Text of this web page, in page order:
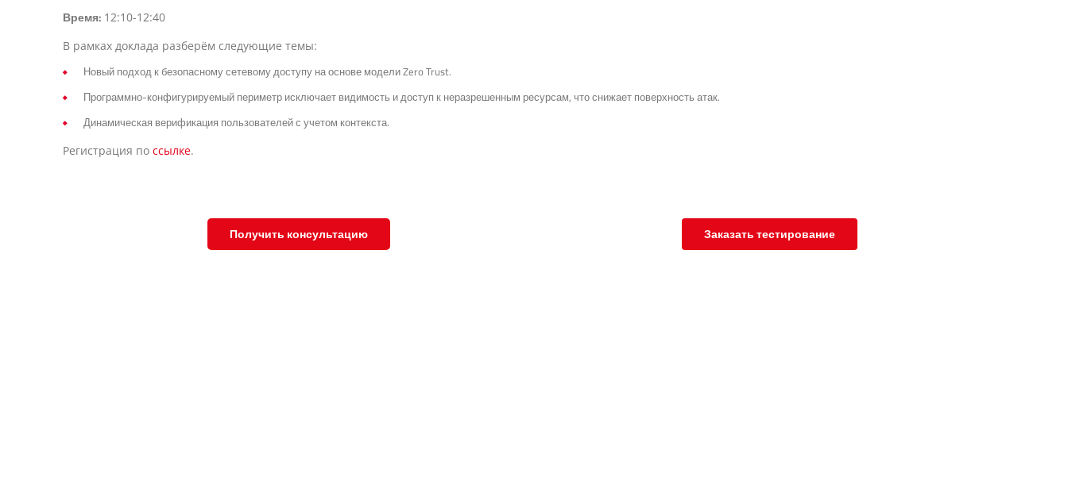
Время: 12:10-12:40
В рамках доклада разберём следующие темы:
Новый подход к безопасному сетевому доступу на основе модели Zero Trust.
Программно-конфигурируемый периметр исключает видимость и доступ к неразрешенным ресурсам, что снижает поверхность атак.
Динамическая верификация пользователей с учетом контекста.
Регистрация по ссылке.
Получить консультацию Заказать тестирование